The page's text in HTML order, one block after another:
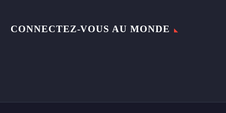
CONNECTEZ-VOUS AU MONDE